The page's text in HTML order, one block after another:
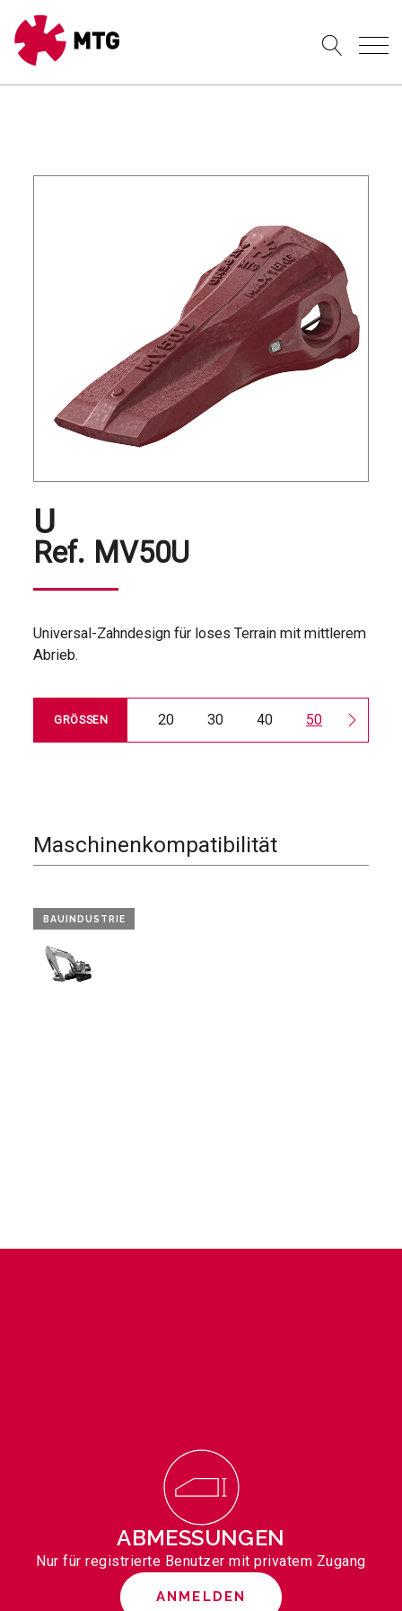
U
Ref. MV50U
Universal-Zahndesign für loses Terrain mit mittlerem
Abrieb.
GRÖSSEN 20 30 40 50 60
Maschinenkompatibilität
BAUINDUSTRIE
ABMESSUNGEN
Nur für registrierte Benutzer mit privatem Zugang
ANMELDEN